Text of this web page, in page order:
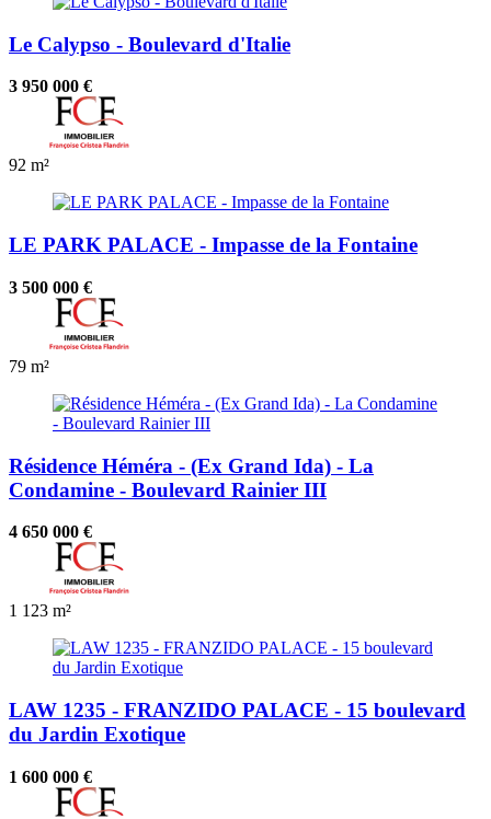
Le Calypso - Boulevard d'Italie
3 950 000 €
92 m²
LE PARK PALACE - Impasse de la Fontaine
3 500 000 €
79 m²
Résidence Héméra - (Ex Grand Ida) - La
Condamine - Boulevard Rainier III
4 650 000 €
1 123 m²
LAW 1235 - FRANZIDO PALACE - 15 boulevard
du Jardin Exotique
1 600 000 €